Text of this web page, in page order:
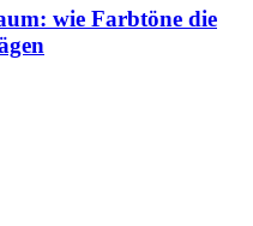
wie Farbtöne die